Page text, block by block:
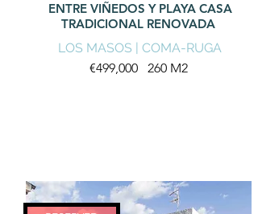
ENTRE VIÑEDOS Y PLAYA CASA
TRADICIONAL RENOVADA
LOS MASOS | COMA-RUGA
€499,000 260 M2